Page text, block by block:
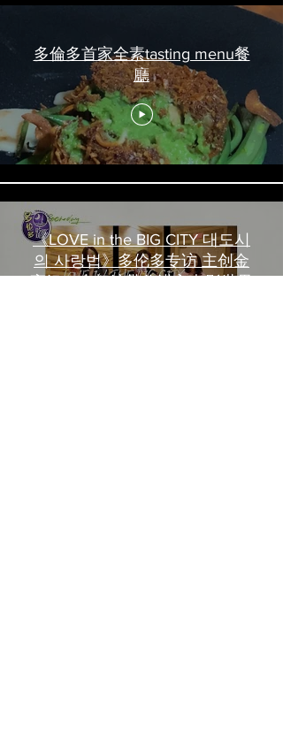
多倫多首家全素tasting menu餐
廳
《LOVE in the BIG CITY 대도시
의 사랑법》多伦多专访 主创金